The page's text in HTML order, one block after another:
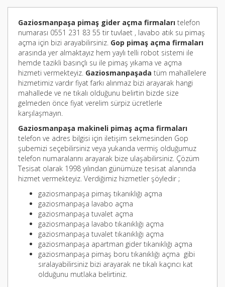
Gaziosmanpaşa pimaş gider açma firmaları telefon
numarası 0551 231 83 55 tir tuvlaet , lavabo atık su pimaş
açma için bizi arayabilirsiniz. Gop pimaş açma firmaları
arasında yer almaktayız hem yaylı telli robot sistemi ile
hemde tazikli basınçlı su ile pimaş yıkama ve açma
hizmeti vermekteyiz. Gaziosmanpaşada tüm mahallelere
hizmetimiz vardır fiyat farkı alınmaz bizi arayarak hangi
mahallede ve ne tıkalı olduğunu belirtin bizde size
gelmeden önce fiyat verelim sürpiz ücretlerle
karşılaşmayın.
Gaziosmanpaşa makineli pimaş açma firmaları
telefon ve adres bilgisi için iletişim sekmesinden Gop
şubemizi seçebilirsiniz veya yukarıda vermiş olduğumuz
telefon numaralarını arayarak bize ulaşabilirsiniz. Çözüm
Tesisat olarak 1998 yılından günümüze tesisat alanında
hizmet vermekteyiz. Verdiğimiz hizmetler şöyledir ;
gaziosmanpaşa pimaş tıkanıklığı açma
gaziosmanpaşa lavabo açma
gaziosmanpaşa tuvalet açma
gaziosmanpaşa lavabo tıkanıklığı açma
gaziosmanpaşa tuvalet tıkanıklığı açma
gaziosmanpaşa apartman gider tıkanıklığı açma
gaziosmanpaşa pimaş boru tıkanıklığı açma gibi
sıralayabilirsiniz bizi arayarak ne tıkalı kaçıncı kat
olduğunu mutlaka belirtiniz.